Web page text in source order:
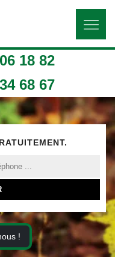
18 82
68 67
!